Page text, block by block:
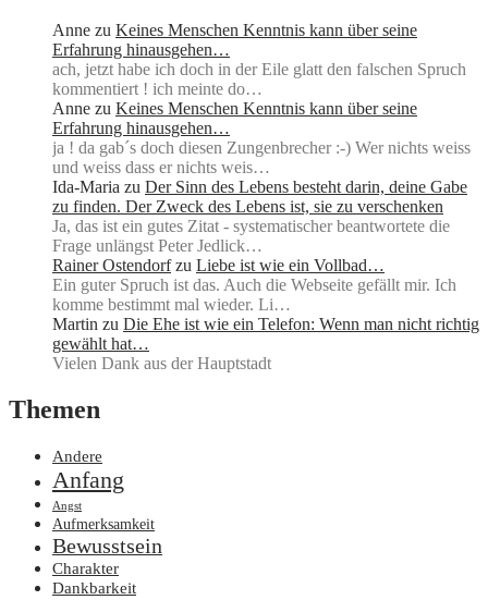
Anne zu Keines Menschen Kenntnis kann über seine
Erfahrung hinausgehen…
ach, jetzt habe ich doch in der Eile glatt den falschen Spruch
kommentiert ! ich meinte do…
Anne zu Keines Menschen Kenntnis kann über seine
Erfahrung hinausgehen…
ja ! da gab´s doch diesen Zungenbrecher :-) Wer nichts weiss
und weiss dass er nichts weis…
Ida-Maria zu Der Sinn des Lebens besteht darin, deine Gabe
zu finden. Der Zweck des Lebens ist, sie zu verschenken
Ja, das ist ein gutes Zitat - systematischer beantwortete die
Frage unlängst Peter Jedlick…
Rainer Ostendorf zu Liebe ist wie ein Vollbad…
Ein guter Spruch ist das. Auch die Webseite gefällt mir. Ich
komme bestimmt mal wieder. Li…
Martin zu Die Ehe ist wie ein Telefon: Wenn man nicht richtig
gewählt hat…
Vielen Dank aus der Hauptstadt
Themen
Andere
Anfang
Angst
Aufmerksamkeit
Bewusstsein
Charakter
Dankbarkeit